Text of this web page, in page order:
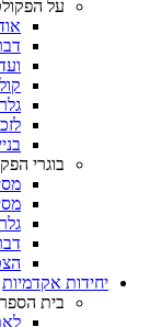
על
בוגרי
יחידות אקדמיות
בית הספר